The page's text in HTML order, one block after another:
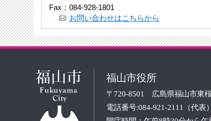
Fax：084-928-1801
お問い合わせはこちらから
福山市役所
〒720-8501 広島県福山市東
電話番号:084-921-2111（代表）